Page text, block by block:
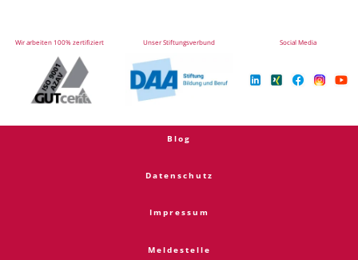
Wir arbeiten 100% zertifiziert Unser Stiftungsverbund Social Media
Blog
Datenschutz
Impressum
Meldestelle